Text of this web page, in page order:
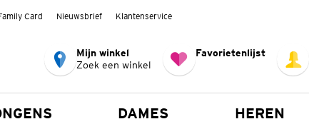
Card Nieuwsbrief Klantenservice
Mijn winkel
Zoek een winkel
Favorietenlijst
DAMES HEREN